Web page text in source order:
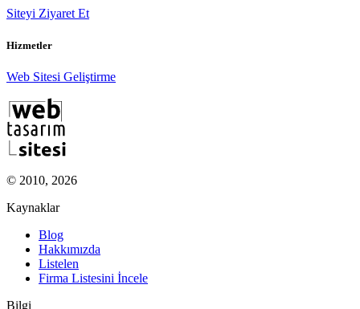
Siteyi Ziyaret Et
Hizmetler
Web Sitesi Geliştirme
© 2010, 2026
Kaynaklar
Blog
Hakkımızda
Listelen
Firma Listesini İncele
Bilgi